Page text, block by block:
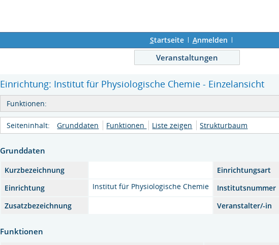
Startseite Anmelden
Veranstaltungen
Einrichtung: Institut für Physiologische Chemie - Einzelansicht
Funktionen:
Seiteninhalt: Grunddaten Funktionen Liste zeigen Strukturbaum
Grunddaten
Kurzbezeichnung Einrichtungsart
Einrichtung
Institut für Physiologische Chemie
Institutsnummer
Zusatzbezeichnung
Veranstalter/-in
Funktionen